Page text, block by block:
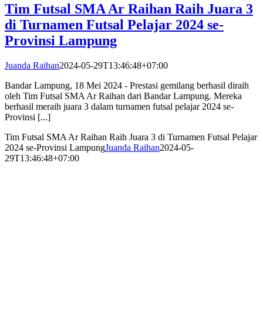
Tim Futsal SMA Ar Raihan Raih Juara 3
di Turnamen Futsal Pelajar 2024 se-
Provinsi Lampung
Juanda Raihan2024-05-29T13:46:48+07:00
Bandar Lampung, 18 Mei 2024 - Prestasi gemilang berhasil diraih
oleh Tim Futsal SMA Ar Raihan dari Bandar Lampung. Mereka
berhasil meraih juara 3 dalam turnamen futsal pelajar 2024 se-
Provinsi [...]
Tim Futsal SMA Ar Raihan Raih Juara 3 di Turnamen Futsal Pelajar
2024 se-Provinsi LampungJuanda Raihan2024-05-
29T13:46:48+07:00